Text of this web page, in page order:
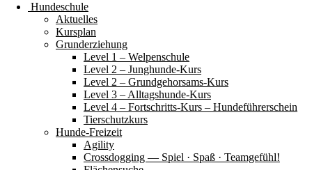
Hundeschule
Aktuelles
Kursplan
Grunderziehung
Level 1 – Welpenschule
Level 2 – Junghunde-Kurs
Level 2 – Grundgehorsams-Kurs
Level 3 – Alltagshunde-Kurs
Level 4 – Fortschritts-Kurs – Hundeführerschein
Tierschutzkurs
Hunde-Freizeit
Agility
Crossdogging — Spiel · Spaß · Teamgefühl!